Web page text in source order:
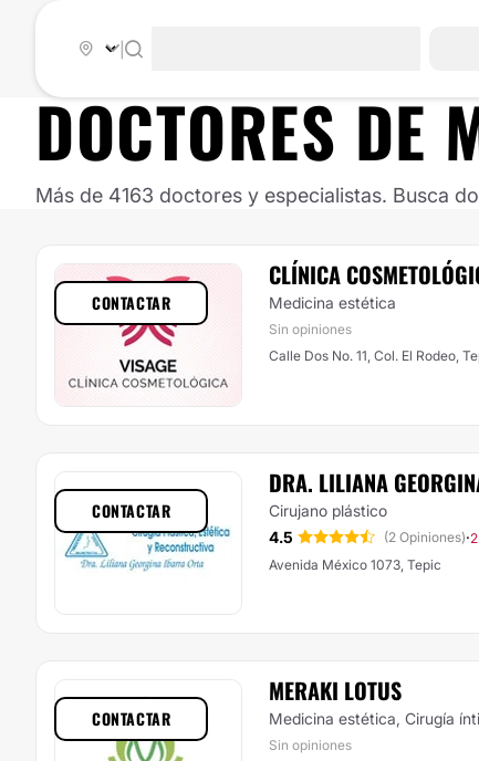
DOCTORES DE
Más de 4163 doctores y especialistas. Busca
CLÍNICA
Medicina estética
Sin opiniones
Calle Dos No. 11, Col. El Rodeo,
CONTACTAR
DRA. LILIANA
Cirujano plástico
4.5
(2 Opiniones)·
Avenida México 1073, Tepic
CONTACTAR
MERAKI LOTUS
Medicina estética, Cirugía
Sin opiniones
CONTACTAR